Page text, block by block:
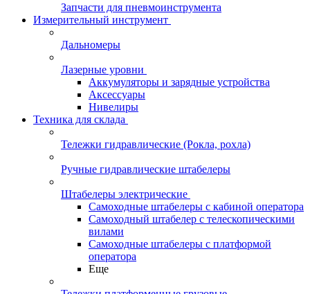
Запчасти для пневмоинструмента
Измерительный инструмент
Дальномеры
Лазерные уровни
Аккумуляторы и зарядные устройства
Аксессуары
Нивелиры
Техника для склада
Тележки гидравлические (Рокла, рохла)
Ручные гидравлические штабелеры
Штабелеры электрические
Самоходные штабелеры с кабиной оператора
Самоходный штабелер с телескопическими
вилами
Самоходные штабелеры с платформой
оператора
Еще